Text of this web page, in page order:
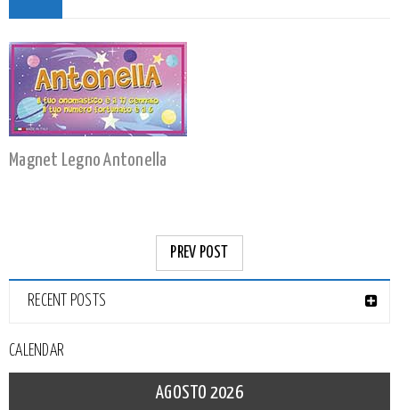
Magnet Legno Antonella
PREV POST
RECENT POSTS
CALENDAR
AGOSTO 2026